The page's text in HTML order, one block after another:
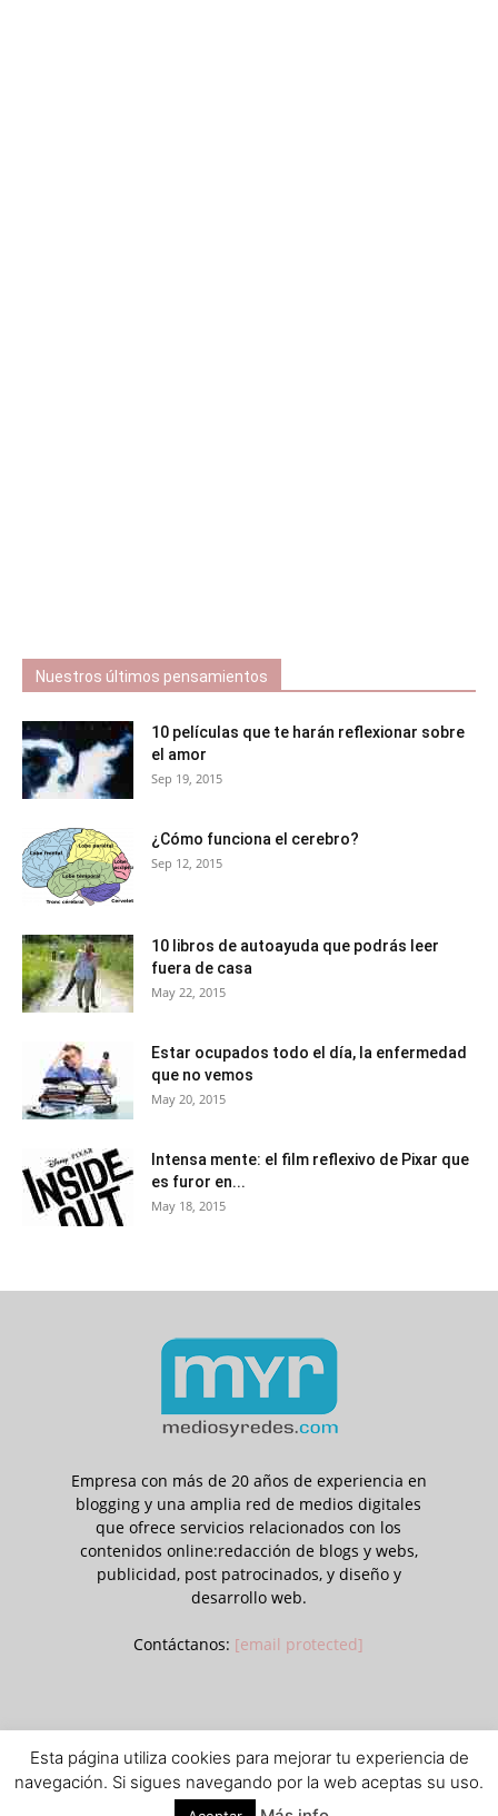
Nuestros últimos pensamientos
10 películas que te harán reflexionar sobre
el amor
Sep 19, 2015
¿Cómo funciona el cerebro?
Sep 12, 2015
10 libros de autoayuda que podrás leer
fuera de casa
May 22, 2015
Estar ocupados todo el día, la enfermedad
que no vemos
May 20, 2015
Intensa mente: el film reflexivo de Pixar que
es furor en...
May 18, 2015
Empresa con más de 20 años de experiencia en
blogging y una amplia red de medios digitales
que ofrece servicios relacionados con los
contenidos online:redacción de blogs y webs,
publicidad, post patrocinados, y diseño y
desarrollo web.
Contáctanos: [email protected]
Aviso legal Política de privacidad y cookies
© © Contenidos bajo licencia Creative Commons (CC) 1995-2018 Medios
Esta página utiliza cookies para mejorar tu experiencia de
navegación. Si sigues navegando por la web aceptas su uso.